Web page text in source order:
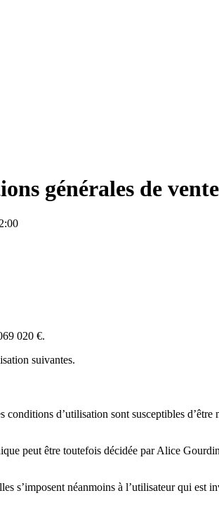
générales de vente
020 €.
suivantes.
d’utilisation sont susceptibles
peut être toutefois décidée par Alice
s’imposent néanmoins à l’utilisateur qui est